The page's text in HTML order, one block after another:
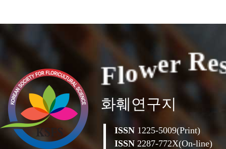
Flower Re
화훼연구지
ISSN 1225-5009(Print)
ISSN 2287-772X(On-line)